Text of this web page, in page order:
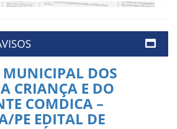
MUNICIPAL DOS
CRIANÇA E DO
COMDICA –
PE EDITAL DE